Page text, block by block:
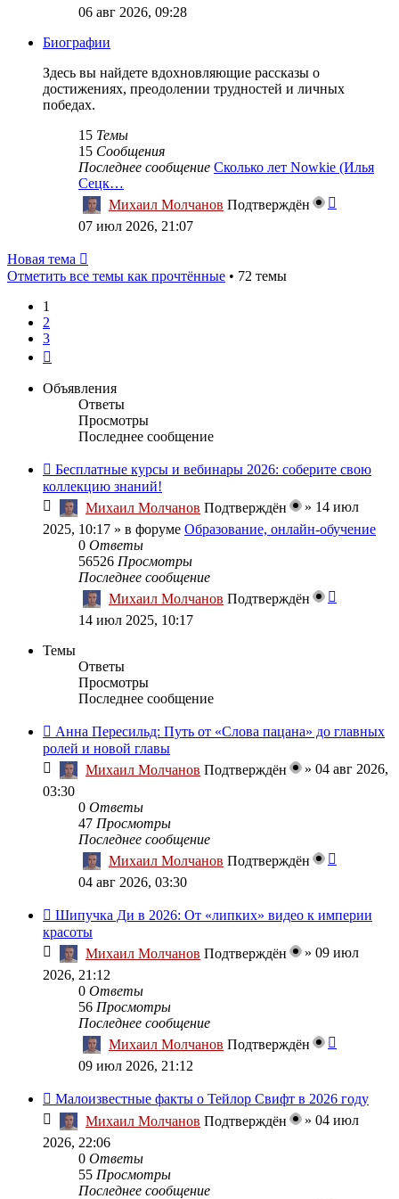
06 авг 2026, 09:28
Биографии
Здесь вы найдете вдохновляющие рассказы о
достижениях, преодолении трудностей и личных
победах.
15 Темы
15 Сообщения
Последнее сообщение Сколько лет Nowkie (Илья
Сецк…
Михаил Молчанов Подтверждён
к
07 июл 2026, 21:07
Новая тема
Отметить все темы как прочтённые • 72 темы
1
2
3
Объявления
Ответы
Просмотры
Последнее сообщение
Бесплатные курсы и вебинары 2026: соберите свою
коллекцию знаний!
Михаил Молчанов Подтверждён » 14 июл
2025, 10:17 » в форуме Образование, онлайн-обучение
0 Ответы
56526 Просмотры
Последнее сообщение
Михаил Молчанов Подтверждён
14 июл 2025, 10:17
Темы
Ответы
Просмотры
Последнее сообщение
Анна Пересильд: Путь от «Слова пацана» до главных
ролей и новой главы
Михаил Молчанов Подтверждён » 04 авг 2026,
03:30
0 Ответы
47 Просмотры
Последнее сообщение
Михаил Молчанов Подтверждён
04 авг 2026, 03:30
Шипучка Ди в 2026: От «липких» видео к империи
красоты
Михаил Молчанов Подтверждён » 09 июл
2026, 21:12
0 Ответы
56 Просмотры
Последнее сообщение
Михаил Молчанов Подтверждён
09 июл 2026, 21:12
Малоизвестные факты о Тейлор Свифт в 2026 году
Михаил Молчанов Подтверждён » 04 июл
2026, 22:06
0 Ответы
55 Просмотры
Последнее сообщение